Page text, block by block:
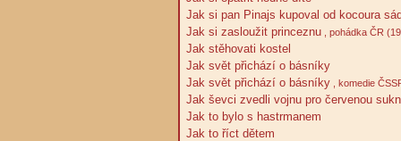
Jak si pan Pinajs kupoval od kocoura
Jak si zasloužit princeznu , pohádka ČR
Jak stěhovati kostel
Jak svět přichází o básníky
Jak svět přichází o básníky , komedie
Jak ševci zvedli vojnu pro červenou
Jak to bylo s hastrmanem
Jak to říct dětem